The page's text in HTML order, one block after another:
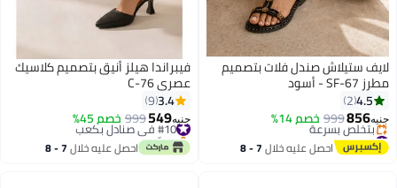
3
لايف ستيلاش صندل فلات بتصميم
مطرز SF-67 - أسود
4.5
2
جنيه856
999 خصم 14%
#11 في صنادل مسطحة
توصيل مجاني
بتخلّص بسرعة
احصل عليه خلال 7 - 8
4
فيبراندا هيلز أنيق بتصميم كلاسيك
عصري C-76
3.4
9
جنيه549
999 خصم 45% #10 في صنادل بكعب
بتخلّص بسرعة
#10 في صنادل بكعب احصل عليه خلال 7 - 8